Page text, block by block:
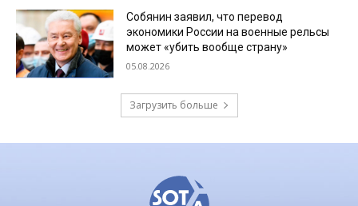
Собянин заявил, что перевод
экономики России на военные рельсы
может «убить вообще страну»
05.08.2026
Загрузить больше